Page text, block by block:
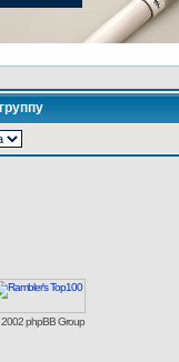
phpBB Group